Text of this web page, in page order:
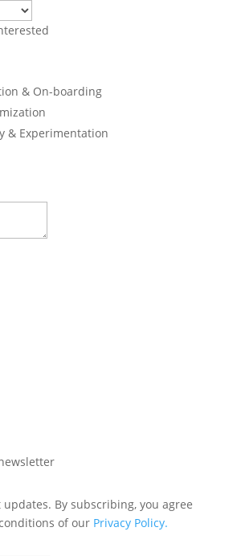
& On-boarding
& Experimentation
updates. By subscribing, you agree
of our Privacy Policy.